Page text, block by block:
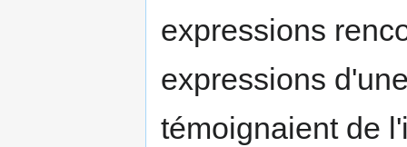
expressions
expressions
témoignaient de